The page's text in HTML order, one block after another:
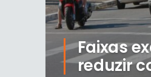
Faixas
reduzir